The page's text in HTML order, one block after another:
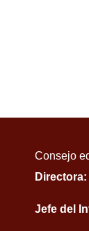
Consejo
Directora:
Jefe del